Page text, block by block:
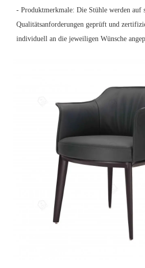
- Produktmerkmale: Die Stühle werden auf
Qualitätsanforderungen geprüft und
individuell an die jeweiligen Wünsche